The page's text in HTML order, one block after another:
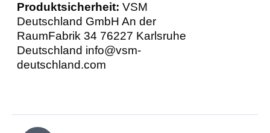
Produktsicherheit: VSM
Deutschland GmbH An der
RaumFabrik 34 76227 Karlsruhe
Deutschland info@vsm-
deutschland.com